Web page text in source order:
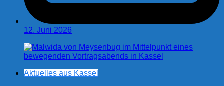
12. Juni 2026
Aktuelles aus Kassel